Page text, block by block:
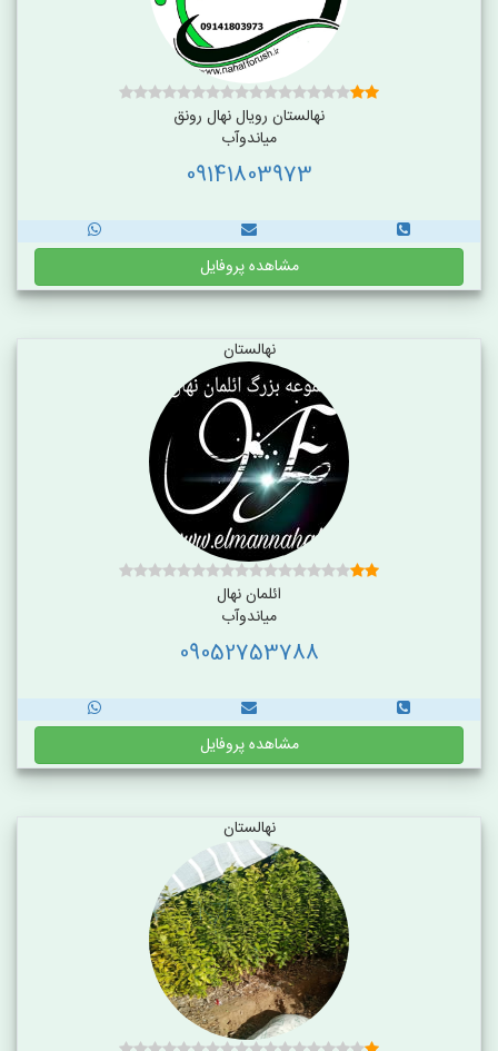
نهالستان رویال نهال رونق
میاندوآب
09141803973
مشاهده پروفایل
نهالستان
ائلمان نهال
میاندوآب
09052753788
مشاهده پروفایل
نهالستان